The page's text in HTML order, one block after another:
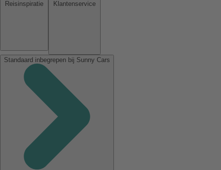
Standaard inbegrepen bij Sunny Cars